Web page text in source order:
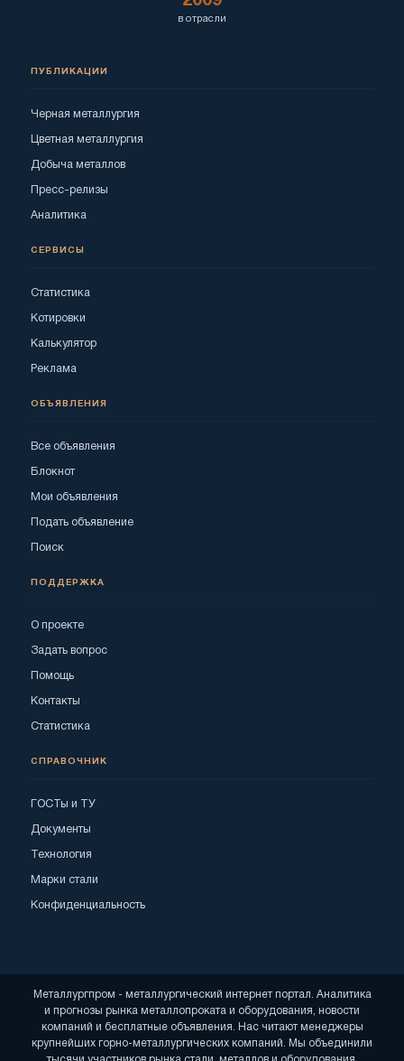
в отрасли
ПУБЛИКАЦИИ
Черная металлургия
Цветная металлургия
Добыча металлов
Пресс-релизы
Аналитика
СЕРВИСЫ
Статистика
Котировки
Калькулятор
Реклама
ОБЪЯВЛЕНИЯ
Все объявления
Блокнот
Мои объявления
Подать объявление
Поиск
ПОДДЕРЖКА
О проекте
Задать вопрос
Помощь
Контакты
Статистика
СПРАВОЧНИК
ГОСТы и ТУ
Документы
Технология
Марки стали
Конфиденциальность
Металлургпром - металлургический интернет портал. Аналитика
и прогнозы рынка металлопроката и оборудования, новости
компаний и бесплатные объявления. Нас читают менеджеры
крупнейших горно-металлургических компаний. Мы объединили